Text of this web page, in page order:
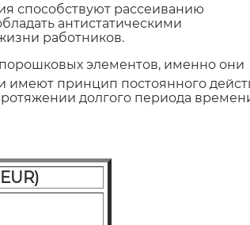
способствуют рассеиванию
антистатическими
работников.
элементов, именно они
принцип постоянного
долгого периода